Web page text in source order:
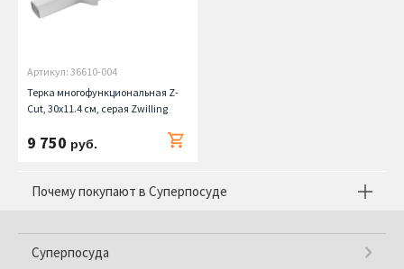
Артикул: 36610-004
Терка многофункциональная Z-
Cut, 30х11.4 см, серая Zwilling
9 750 руб.
Почему покупают в Суперпосуде
Суперпосуда